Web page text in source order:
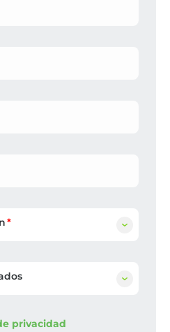
privacidad